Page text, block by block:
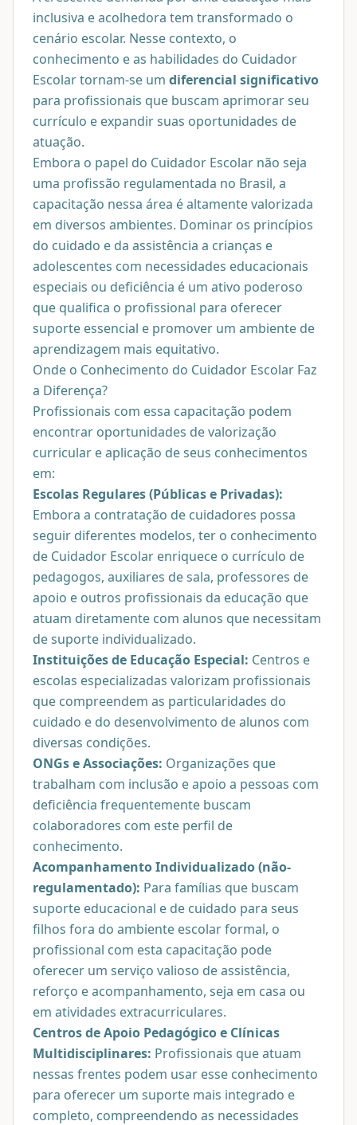
inclusiva e acolhedora tem transformado o
cenário escolar. Nesse contexto, o
conhecimento e as habilidades do Cuidador
Escolar tornam-se um diferencial significativo
para profissionais que buscam aprimorar seu
currículo e expandir suas oportunidades de
atuação.
Embora o papel do Cuidador Escolar não seja
uma profissão regulamentada no Brasil, a
capacitação nessa área é altamente valorizada
em diversos ambientes. Dominar os princípios
do cuidado e da assistência a crianças e
adolescentes com necessidades educacionais
especiais ou deficiência é um ativo poderoso
que qualifica o profissional para oferecer
suporte essencial e promover um ambiente de
aprendizagem mais equitativo.
Onde o Conhecimento do Cuidador Escolar Faz
a Diferença?
Profissionais com essa capacitação podem
encontrar oportunidades de valorização
curricular e aplicação de seus conhecimentos
em:
Escolas Regulares (Públicas e Privadas):
Embora a contratação de cuidadores possa
seguir diferentes modelos, ter o conhecimento
de Cuidador Escolar enriquece o currículo de
pedagogos, auxiliares de sala, professores de
apoio e outros profissionais da educação que
atuam diretamente com alunos que necessitam
de suporte individualizado.
Instituições de Educação Especial: Centros e
escolas especializadas valorizam profissionais
que compreendem as particularidades do
cuidado e do desenvolvimento de alunos com
diversas condições.
ONGs e Associações: Organizações que
trabalham com inclusão e apoio a pessoas com
deficiência frequentemente buscam
colaboradores com este perfil de
conhecimento.
Acompanhamento Individualizado (não-
regulamentado): Para famílias que buscam
suporte educacional e de cuidado para seus
filhos fora do ambiente escolar formal, o
profissional com esta capacitação pode
oferecer um serviço valioso de assistência,
reforço e acompanhamento, seja em casa ou
em atividades extracurriculares.
Centros de Apoio Pedagógico e Clínicas
Multidisciplinares: Profissionais que atuam
nessas frentes podem usar esse conhecimento
para oferecer um suporte mais integrado e
completo, compreendendo as necessidades